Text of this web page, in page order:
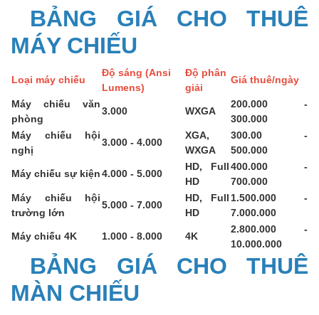
BẢNG GIÁ CHO THUÊ
MÁY CHIẾU
Loại máy chiếu
Độ sáng (Ansi
Lumens)
Độ phân
giải
Giá thuê/ngày
Máy chiếu văn
phòng
3.000 WXGA
200.000 -
300.000
Máy chiếu hội
nghị
3.000 - 4.000
XGA,
WXGA
300.00 -
500.000
Máy chiếu sự kiện4.000 - 5.000
HD, Full
HD
400.000 -
700.000
Máy chiếu hội
trường lớn
5.000 - 7.000
HD, Full
HD
1.500.000 -
7.000.000
Máy chiếu 4K
1.000 - 8.000 4K
2.800.000 -
10.000.000
BẢNG GIÁ CHO THUÊ
MÀN CHIẾU